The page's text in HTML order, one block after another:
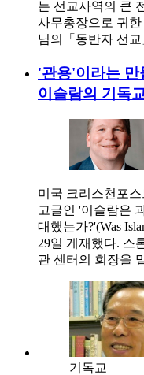
는 선교사역의 큰
사무총장으로 귀
님의「동반자 선
'관용'이라는 만
이슬람의 기독
미국 크리스천포스
고글인 '이슬람은
대했는가?'(Was
29일 게재했다. 스
관 센터의 회장을
기독교